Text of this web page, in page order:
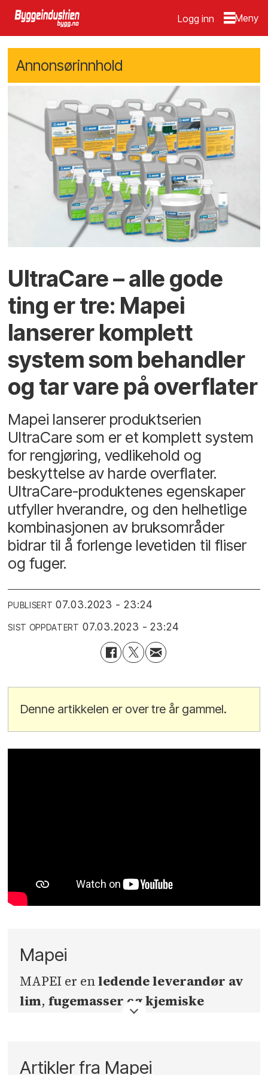
Logg inn
Annonsørinnhold
UltraCare – alle gode
ting er tre: Mapei
lanserer komplett
system som behandler
og tar vare på overflater
Mapei lanserer produktserien
UltraCare som er et komplett system
for rengjøring, vedlikehold og
beskyttelse av harde overflater.
UltraCare-produktenes egenskaper
utfyller hverandre, og den helhetlige
kombinasjonen av bruksområder
bidrar til å forlenge levetiden til fliser
og fuger.
PUBLISERT 07.03.2023 - 23:24
SIST OPPDATERT 07.03.2023 - 23:24
Denne artikkelen er over tre år gammel.
Mapei
MAPEI er enledende leverandør av
lim,fugemasser og kjemiske
Odal kommune, og anlegget her er
Artikler fra Mapei